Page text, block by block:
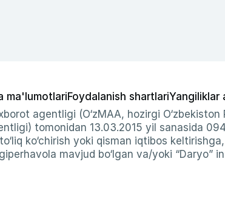
ma'lumotlariFoydalanish shartlariYangiliklar
agentligi (O‘zMAA, hozirgi
tomonidan 13.03.2015 yil sanasida
ko‘chirish yoki qisman iqtibos
mavjud bo‘lgan va/yoki “Daryo”